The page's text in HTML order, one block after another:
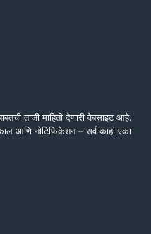
ताजी माहिती देणारी वेबसाइट आहे.
आणि नोटिफिकेशन – सर्व काही एका